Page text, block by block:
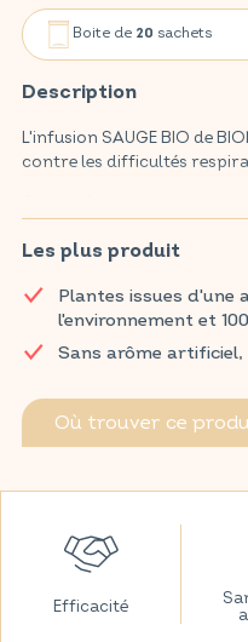
Boite de 20 sachets
Description
L'infusion SAUGE BIO de
contre les difficultés
respectueuse de
votre gorge et contribue à
Retrouvez vos produits
et parapharmacie habituelles.
Les plus produit
Plantes issues d'une
l'environnement et
Sans arôme
Où trouver ce
Efficacité